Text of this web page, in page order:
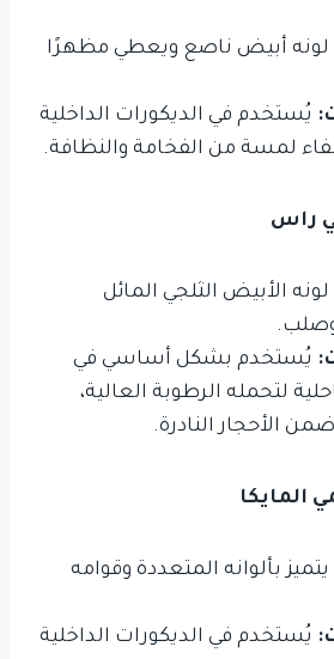
لونه أبيض ناصع ويعطي مظهرًا
يُستخدم في الديكورات الداخلية
لمسة من الفخامة والنظافة.
لونه الأبيض الثلجي المائل
وصلب.
يُستخدم بشكل أساسي في
لتحمله الرطوبة العالية،
الأحجار النادرة.
يتميز بألوانه المتعددة وقوامه
يُستخدم في الديكورات الداخلية